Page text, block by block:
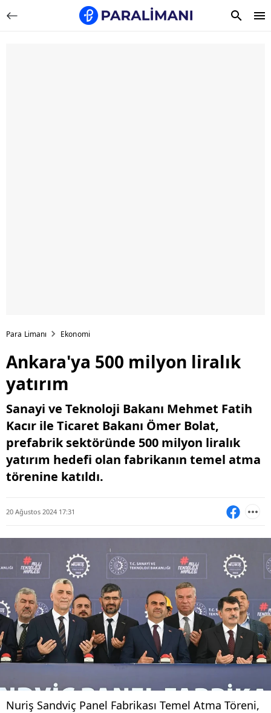
Para Limanı Ekonomi
Ankara'ya 500 milyon liralık
yatırım
Sanayi ve Teknoloji Bakanı Mehmet Fatih
Kacır ile Ticaret Bakanı Ömer Bolat,
prefabrik sektöründe 500 milyon liralık
yatırım hedefi olan fabrikanın temel atma
törenine katıldı.
20 Ağustos 2024 17:31
Nuriş Sandviç Panel Fabrikası Temel Atma Töreni,